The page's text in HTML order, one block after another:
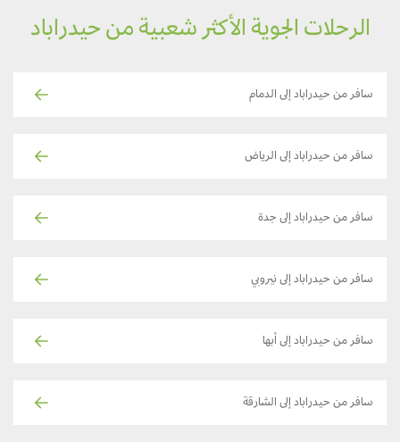
الرحلات الجوية الأكثر شعبية من حيدراباد
سافر من حيدراباد إلى الدمام
سافر من حيدراباد إلى الرياض
سافر من حيدراباد إلى جدة
سافر من حيدراباد إلى نيروبي
سافر من حيدراباد إلى أبها
سافر من حيدراباد إلى الشارقة